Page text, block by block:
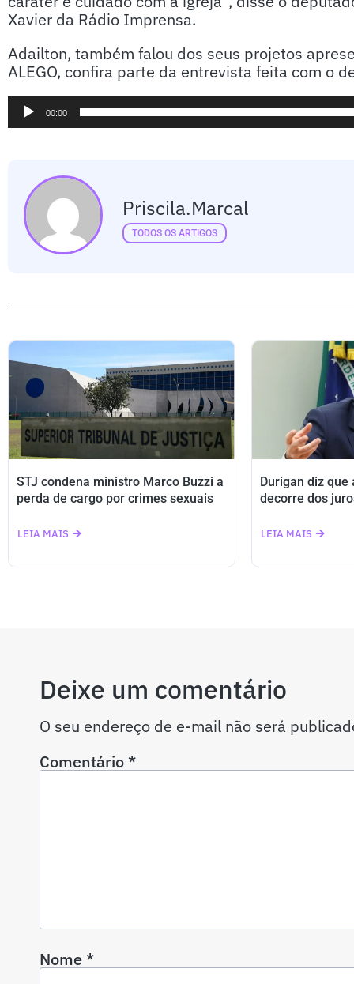
Xavier da Rádio Imprensa.
Adailton, também falou dos seus projetos
ALEGO, confira parte da entrevista feita com o
Tocador
de
00:00
Priscila.marcal
TODOS OS ARTIGOS
STJ condena ministro Marco Buzzi a
perda de cargo por crimes sexuais
LEIA MAIS
Durigan diz que
decorre dos
LEIA MAIS
Deixe um comentário
O seu endereço de e-mail não será
Comentário*
Nome*